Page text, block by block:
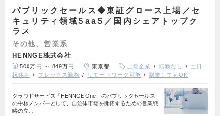
パブリックセールス◆東証グロース上場／セ
キュリティ領域SaaS／国内シェアトップク
ラス
その他、営業系
HENNGE株式会社
500万円 ～ 849万円 東京都 上場企業 転勤なし
土日
祝休み
フレックス勤務 リモートワーク可能 副業してもOK
クラウドサービス「HENNGE One」のパブリックセールス
の中核メンバーとして、自治体市場を開拓するための営業戦
略の立…